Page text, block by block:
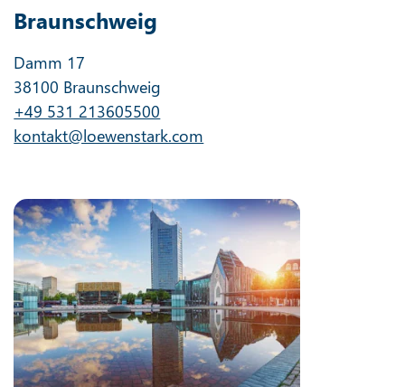
Braunschweig
Damm 17
38100 Braunschweig
+49 531 213605500
kontakt@loewenstark.com